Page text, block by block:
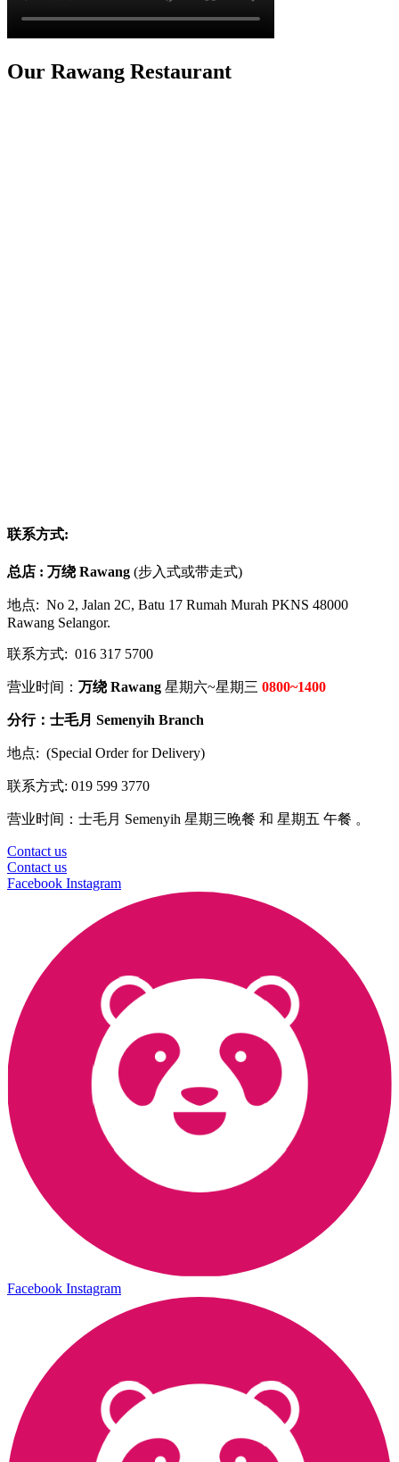
Our Rawang Restaurant
联系方式:
总店 : 万绕 Rawang (步入式或带走式)
地点: No 2, Jalan 2C, Batu 17 Rumah Murah PKNS 48000
Rawang Selangor.
联系方式: 016 317 5700
营业时间： 万绕 Rawang 星期六~星期三 0800~1400
分行： 士毛月 Semenyih Branch
地点: (Special Order for Delivery)
联系方式: 019 599 3770
营业时间：士毛月 Semenyih 星期三晚餐 和 星期五 午餐 。
Contact us
Contact us
Facebook Instagram
Facebook Instagram